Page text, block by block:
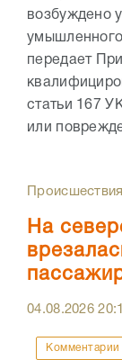
возбуждено
передает
статьи 167
или
Происшествия
На
04.08.2026
Комментарии